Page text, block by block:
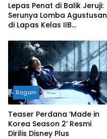
Lepas Penat di Balik Jeruji:
Serunya Lomba Agustusan
di Lapas Kelas IIB
Ragam
Teaser Perdana ‘Made in
Korea Season 2’ Resmi
Dirilis Disney Plus